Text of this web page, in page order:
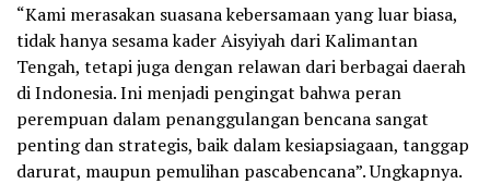
“Kami merasakan suasana kebersamaan yang luar biasa,
tidak hanya sesama kader Aisyiyah dari Kalimantan
Tengah, tetapi juga dengan relawan dari berbagai daerah
di Indonesia. Ini menjadi pengingat bahwa peran
perempuan dalam penanggulangan bencana sangat
penting dan strategis, baik dalam kesiapsiagaan, tanggap
darurat, maupun pemulihan pascabencana”. Ungkapnya.